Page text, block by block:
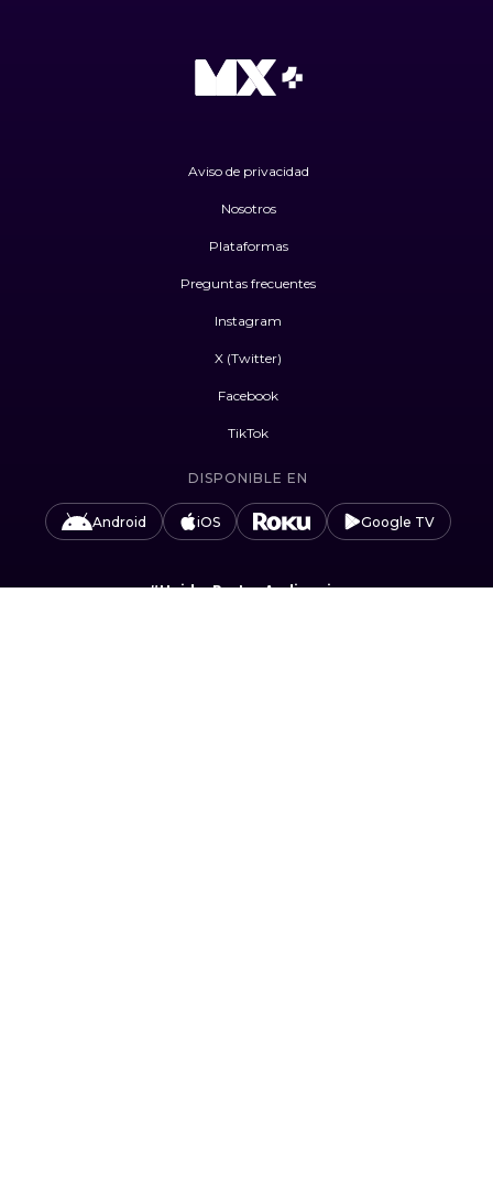
Aviso de privacidad
Nosotros
Plataformas
Preguntas frecuentes
Instagram
X (Twitter)
Facebook
TikTok
DISPONIBLE EN
Android iOS Google TV
#UnidosPorLasAudiencias